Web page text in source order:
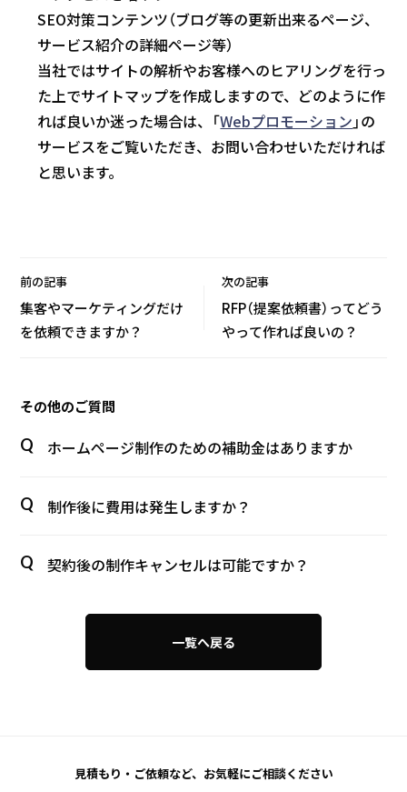
SEO対策コンテンツ（ブログ等の更新出来るページ、
サービス紹介の詳細ページ等）
当社ではサイトの解析やお客様へのヒアリングを行っ
た上でサイトマップを作成しますので、どのように作
れば良いか迷った場合は、「Webプロモーション 」の
サービスをご覧いただき、お問い合わせいただければ
と思います。
前の記事
集客やマーケティングだけ
を依頼できますか？
次の記事
RFP（提案依頼書）ってどう
やって作れば良いの？
その他のご質問
ホームページ制作のための補助金はありますか
制作後に費用は発生しますか？
契約後の制作キャンセルは可能ですか？
一覧へ戻る
見積もり・ご依頼など、 お気軽にご相談ください